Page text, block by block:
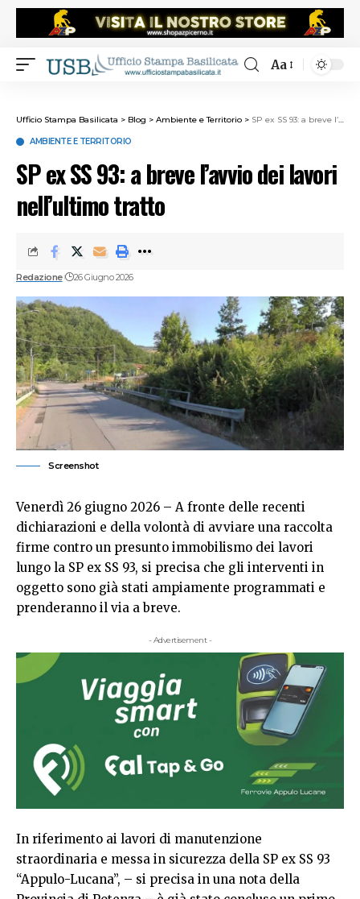
Aa
Ufficio Stampa Basilicata > Blog > Ambiente e Territorio > SP ex SS 93: a breve l’avvio dei lavori nell’ultimo tratto
AMBIENTE E TERRITORIO
SP ex SS 93: a breve l’avvio dei lavori
nell’ultimo tratto
Redazione 26 Giugno 2026
Screenshot
Venerdì 26 giugno 2026 – A fronte delle recenti
dichiarazioni e della volontà di avviare una raccolta
firme contro un presunto immobilismo dei lavori
lungo la SP ex SS 93, si precisa che gli interventi in
oggetto sono già stati ampiamente programmati e
prenderanno il via a breve.
- Advertisement -
In riferimento ai lavori di manutenzione
straordinaria e messa in sicurezza della SP ex SS 93
“Appulo-Lucana”, – si precisa in una nota della